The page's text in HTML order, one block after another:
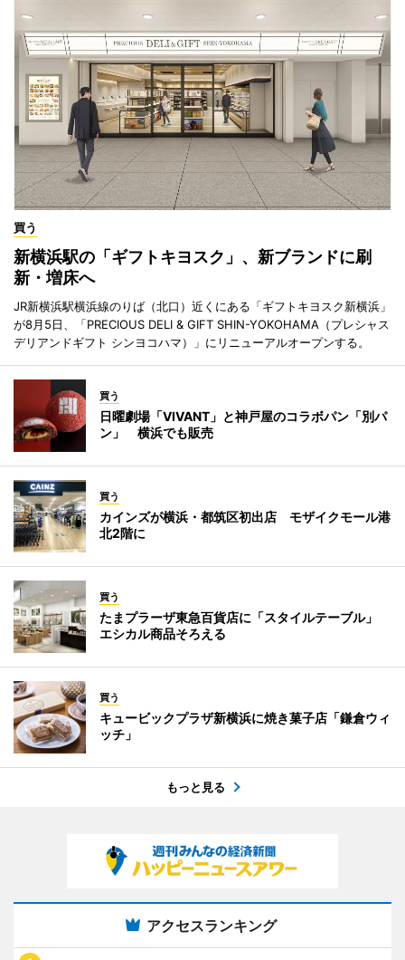
買う
新横浜駅の「ギフトキヨスク」、新ブランドに刷
新・増床へ
JR新横浜駅横浜線のりば（北口）近くにある「ギフトキヨスク新横浜」
が8月5日、「PRECIOUS DELI & GIFT SHIN-YOKOHAMA（プレシャス
デリアンドギフト シンヨコハマ）」にリニューアルオープンする。
買う
日曜劇場「VIVANT」と神戸屋のコラボパン「別パ
ン」 横浜でも販売
買う
カインズが横浜・都筑区初出店 モザイクモール港
北2階に
買う
たまプラーザ東急百貨店に「スタイルテーブル」
エシカル商品そろえる
買う
キュービックプラザ新横浜に焼き菓子店「鎌倉ウィ
ッチ」
もっと見る
アクセスランキング